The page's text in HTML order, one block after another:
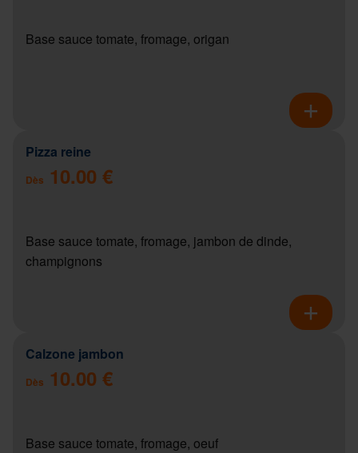
Base sauce tomate, fromage, origan
Pizza reine
Dès 10.00 €
Base sauce tomate, fromage, jambon de dinde,
champignons
Calzone jambon
Dès 10.00 €
Base sauce tomate, fromage, oeuf